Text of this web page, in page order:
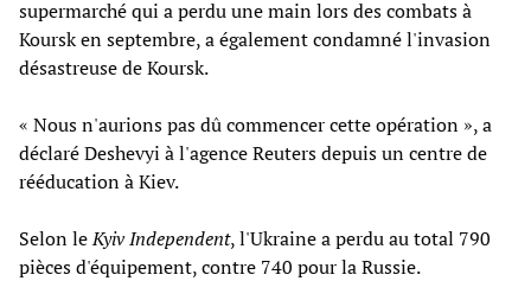
supermarché qui a perdu une main lors des combats à
Koursk en septembre, a également condamné l'invasion
désastreuse de Koursk.
« Nous n'aurions pas dû commencer cette opération », a
déclaré Deshevyi à l'agence Reuters depuis un centre de
rééducation à Kiev.
Selon leKyiv Independent, l'Ukraine a perdu au total 790
pièces d'équipement, contre 740 pour la Russie.